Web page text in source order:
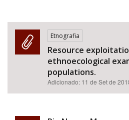
Etnografia
Resource
ethnoecological
populations.
Adicionado: 11 de Set de